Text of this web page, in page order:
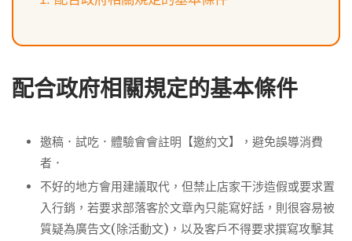
配合政府相關規定的基本條件
邀稿．試吃．體驗會會註明【邀約文】，避免誤導消費
者．
不好的地方會用建議取代，但禁止店家干涉造假或要求置
入行銷，若要求部落客於文章內只能寫好話，則很容易被
質疑為廣告文(除活動文)，以及客戶不得要求撰寫攻擊其